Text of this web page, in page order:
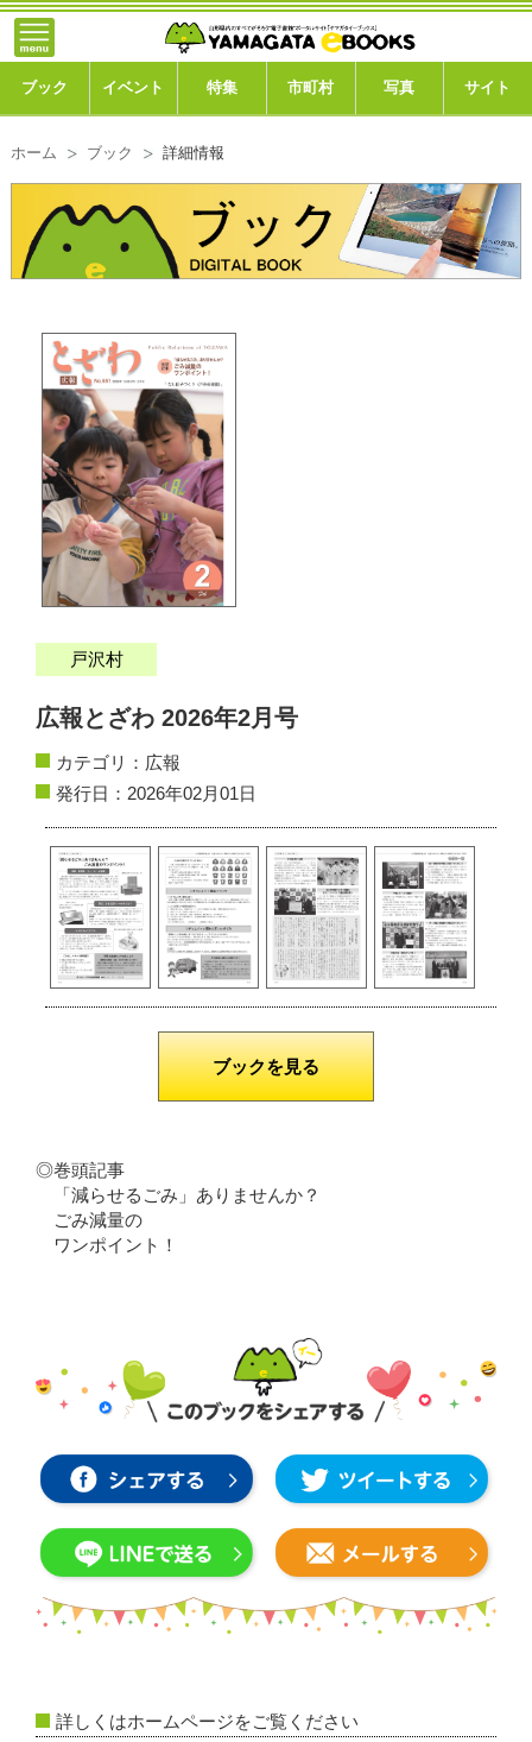
ブック イベント 特集 市町村 写真 サイト
ホーム ブック 詳細情報
戸沢村
広報とざわ 2026年2月号
カテゴリ： 広報
発行日：2026年02月01日
ブックを見る
◎巻頭記事
「減らせるごみ」ありませんか？
ごみ減量の
ワンポイント！
詳しくはホームページをご覧ください
トップ
ブック
市町村
このサイトについて
運営会社
ご利用ガイド
よくある質問
サイトマップ
個人情報保護方針
動作環境
リンク集
}; -->